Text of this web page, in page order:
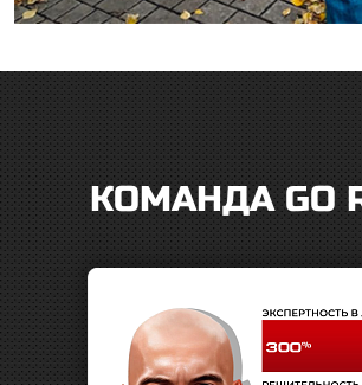
КОМАНДА GO